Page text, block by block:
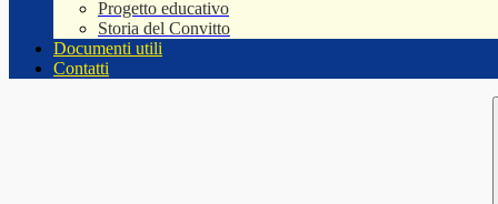
Progetto educativo
Storia del Convitto
Documenti utili
Contatti